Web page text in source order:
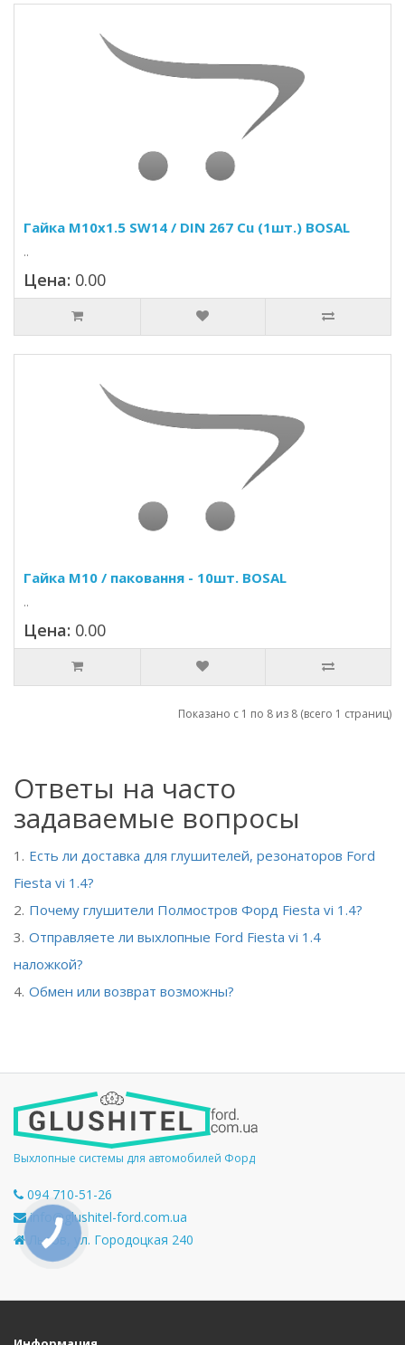
Гайка M10x1.5 SW14 / DIN 267 Cu (1шт.) BOSAL
..
Цена: 0.00
Гайка M10 / паковання - 10шт. BOSAL
..
Цена: 0.00
Показано с 1 по 8 из 8 (всего 1 страниц)
Ответы на часто
задаваемые вопросы
Есть ли доставка для глушителей, резонаторов Ford
Fiesta vi 1.4?
Почему глушители Полмостров Форд Fiesta vi 1.4?
Отправляете ли выхлопные Ford Fiesta vi 1.4
наложкой?
Обмен или возврат возможны?
Выхлопные системы для автомобилей Форд
094 710-51-26
info@glushitel-ford.com.ua
Львов, ул. Городоцкая 240